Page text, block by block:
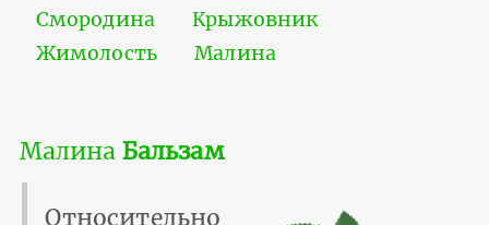
Смородина
Крыжовник
Жимолость
Малина
Малина Бальзам
Относительно